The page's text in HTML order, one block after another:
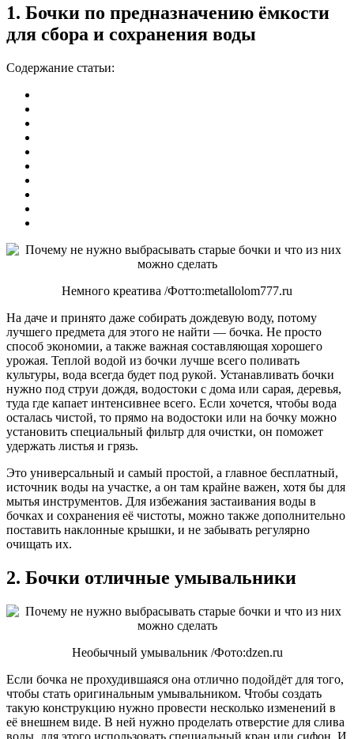
1. Бочки по предназначению ёмкости
для сбора и сохранения воды
Содержание статьи:
Немного креатива /Фотто:metallolom777.ru
На даче и принято даже собирать дождевую воду, потому
лучшего предмета для этого не найти — бочка. Не просто
способ экономии, а также важная составляющая хорошего
урожая. Теплой водой из бочки лучше всего поливать
культуры, вода всегда будет под рукой. Устанавливать бочки
нужно под струи дождя, водостоки с дома или сарая, деревья,
туда где капает интенсивнее всего. Если хочется, чтобы вода
осталась чистой, то прямо на водостоки или на бочку можно
установить специальный фильтр для очистки, он поможет
удержать листья и грязь.
Это универсальный и самый простой, а главное бесплатный,
источник воды на участке, а он там крайне важен, хотя бы для
мытья инструментов. Для избежания застаивания воды в
бочках и сохранения её чистоты, можно также дополнительно
поставить наклонные крышки, и не забывать регулярно
очищать их.
2. Бочки отличные умывальники
Необычный умывальник /Фото:dzen.ru
Если бочка не прохудившаяся она отлично подойдёт для того,
чтобы стать оригинальным умывальником. Чтобы создать
такую конструкцию нужно провести несколько изменений в
её внешнем виде. В ней нужно проделать отверстие для слива
воды, для этого использовать специальный кран или сифон. И